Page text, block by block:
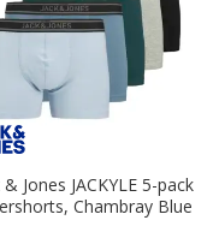
& Jones JACKYLE 5-pack
Chambray Blue